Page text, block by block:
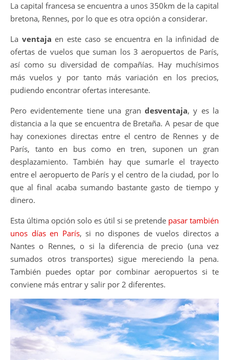
La capital francesa se encuentra a unos 350km de la capital
bretona, Rennes, por lo que es otra opción a considerar.
La ventaja en este caso se encuentra en la infinidad de
ofertas de vuelos que suman los 3 aeropuertos de París,
así como su diversidad de compañías. Hay muchísimos
más vuelos y por tanto más variación en los precios,
pudiendo encontrar ofertas interesante.
Pero evidentemente tiene una gran desventaja, y es la
distancia a la que se encuentra de Bretaña. A pesar de que
hay conexiones directas entre el centro de Rennes y de
París, tanto en bus como en tren, suponen un gran
desplazamiento. También hay que sumarle el trayecto
entre el aeropuerto de París y el centro de la ciudad, por lo
que al final acaba sumando bastante gasto de tiempo y
dinero.
Esta última opción solo es útil si se pretende pasar también
unos días en París, si no dispones de vuelos directos a
Nantes o Rennes, o si la diferencia de precio (una vez
sumados otros transportes) sigue mereciendo la pena.
También puedes optar por combinar aeropuertos si te
conviene más entrar y salir por 2 diferentes.